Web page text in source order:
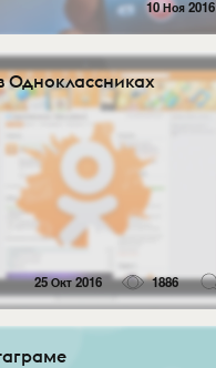
10 Ноя 2016
Одноклассниках
25 Окт 2016 1886